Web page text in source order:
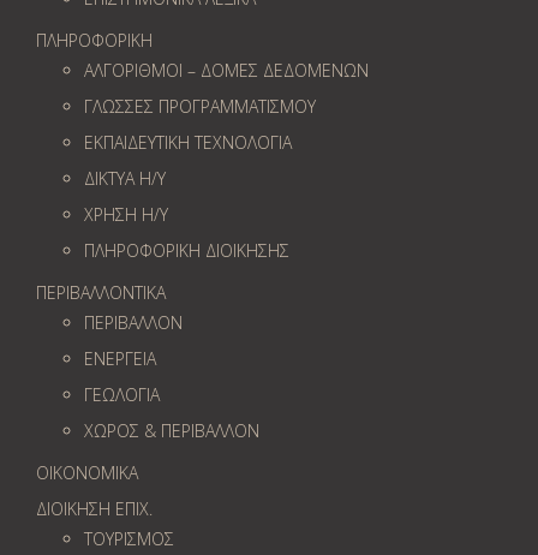
ΠΛΗΡΟΦΟΡΙΚΗ
ΑΛΓΟΡΙΘΜΟΙ – ΔΟΜΕΣ ΔΕΔΟΜΕΝΩΝ
ΓΛΩΣΣΕΣ ΠΡΟΓΡΑΜΜΑΤΙΣΜΟΥ
ΕΚΠΑΙΔΕΥΤΙΚΗ ΤΕΧΝΟΛΟΓΙΑ
ΔΙΚΤΥΑ Η/Υ
ΧΡΗΣΗ Η/Υ
ΠΛΗΡΟΦΟΡΙΚΗ ΔΙΟΙΚΗΣΗΣ
ΠΕΡΙΒΑΛΛΟΝΤΙΚΑ
ΠΕΡΙΒΑΛΛΟΝ
ΕΝΕΡΓΕΙΑ
ΓΕΩΛOΓΙΑ
ΧΩΡΟΣ & ΠΕΡΙΒΑΛΛΟΝ
ΟΙΚΟΝΟΜΙΚΑ
ΔΙΟΙΚΗΣΗ ΕΠΙΧ.
ΤΟΥΡΙΣΜΟΣ